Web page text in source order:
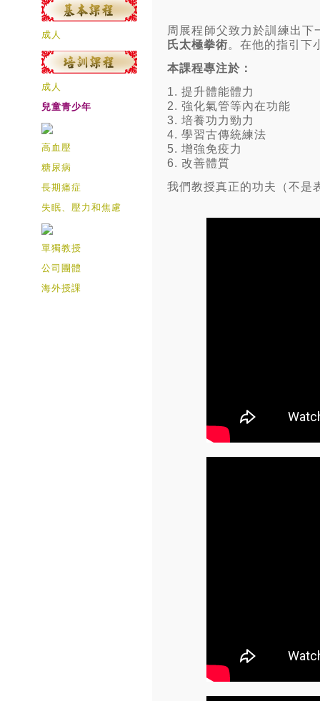
成人
成人
兒童青少年
高血壓
糖尿病
長期痛症
失眠、壓力和焦慮
單獨教授
公司團體
海外授課
周展程師父致力於訓練出
氏太極拳術。在他的指引下
本課程專注於：
1. 提升體能體力
2. 強化氣管等內在功能
3. 培養功力勁力
4. 學習古傳統練法
5. 增強免疫力
6. 改善體質
我們教授真正的功夫（不是